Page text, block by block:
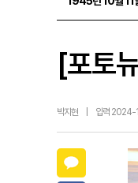
[포토
박지현 입력